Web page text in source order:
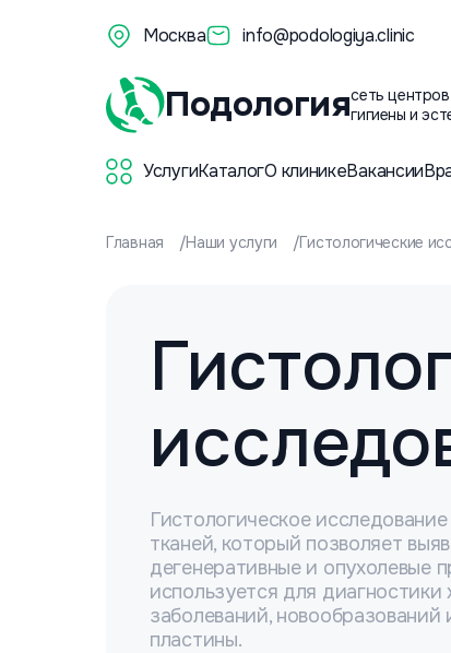
Москва info@podologiya.clinic
Подологиясеть центров
гигиены и
УслугиКаталогО клиникеВакансии
Главная Наши услуги Гистологические
Гистологическое
тканей, который позволяет
дегенеративные и опухолевые
используется для
заболеваний,
пластины.